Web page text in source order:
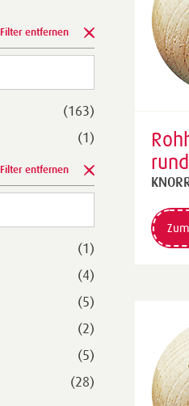
Filter entfernen
(163)
(1)
Filter entfernen
(1)
(4)
(5)
(2)
(5)
(28)